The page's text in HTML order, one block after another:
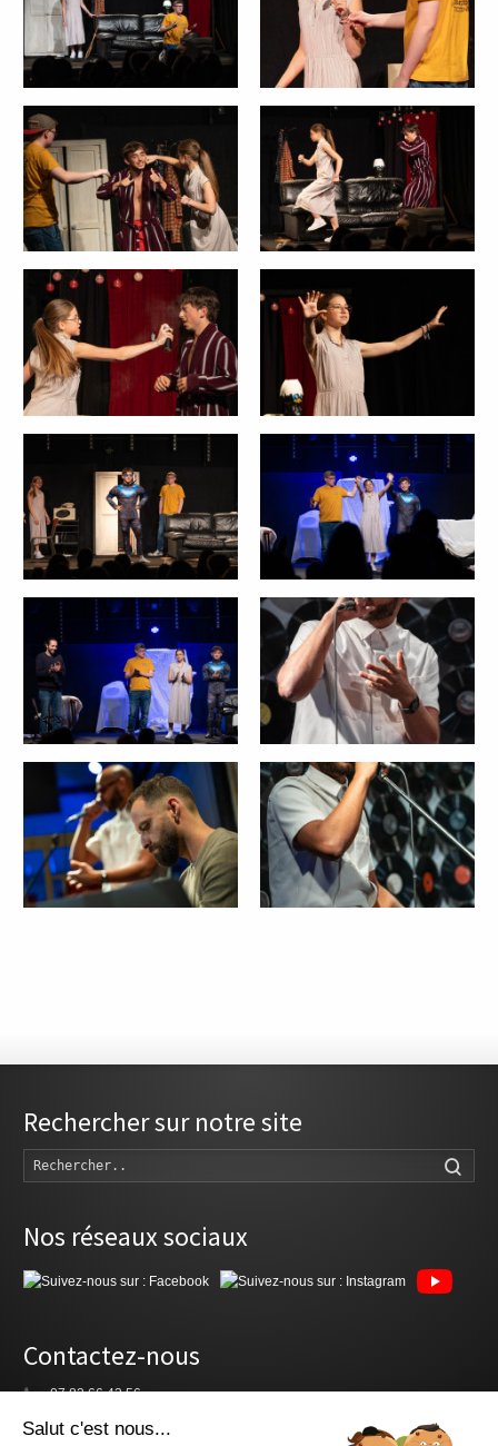
Rechercher sur notre site
Nos réseaux sociaux
Contactez-nous
07 82 66 43 56
latalante.theatre@gmail.com
Salut c'est nous...